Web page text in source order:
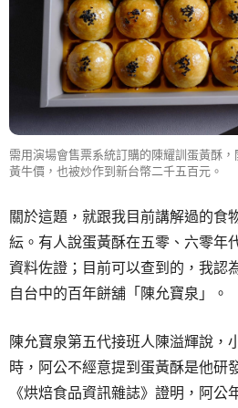
需用演場會售票系統訂購的陳耀訓蛋黃酥
黃牛價，也被炒作到新台幣二千五百元。
關於這題，就跟我目前講解過的食
紜。有人說蛋黃酥在五零、六零年
資料佐證；目前可以查到的，我認
自台中的百年餅舖「陳允寶泉」。
陳允寶泉第五代接班人陳溢輝說，
時，阿公不經意提到蛋黃酥是他研
《烘焙食品資訊雜誌》證明，阿公